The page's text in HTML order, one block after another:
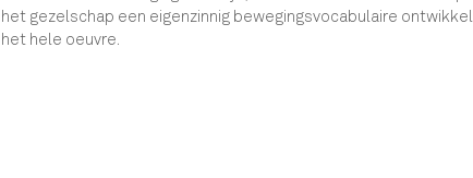
het gezelschap een eigenzinnig bewegingsvocabulaire
het hele oeuvre.